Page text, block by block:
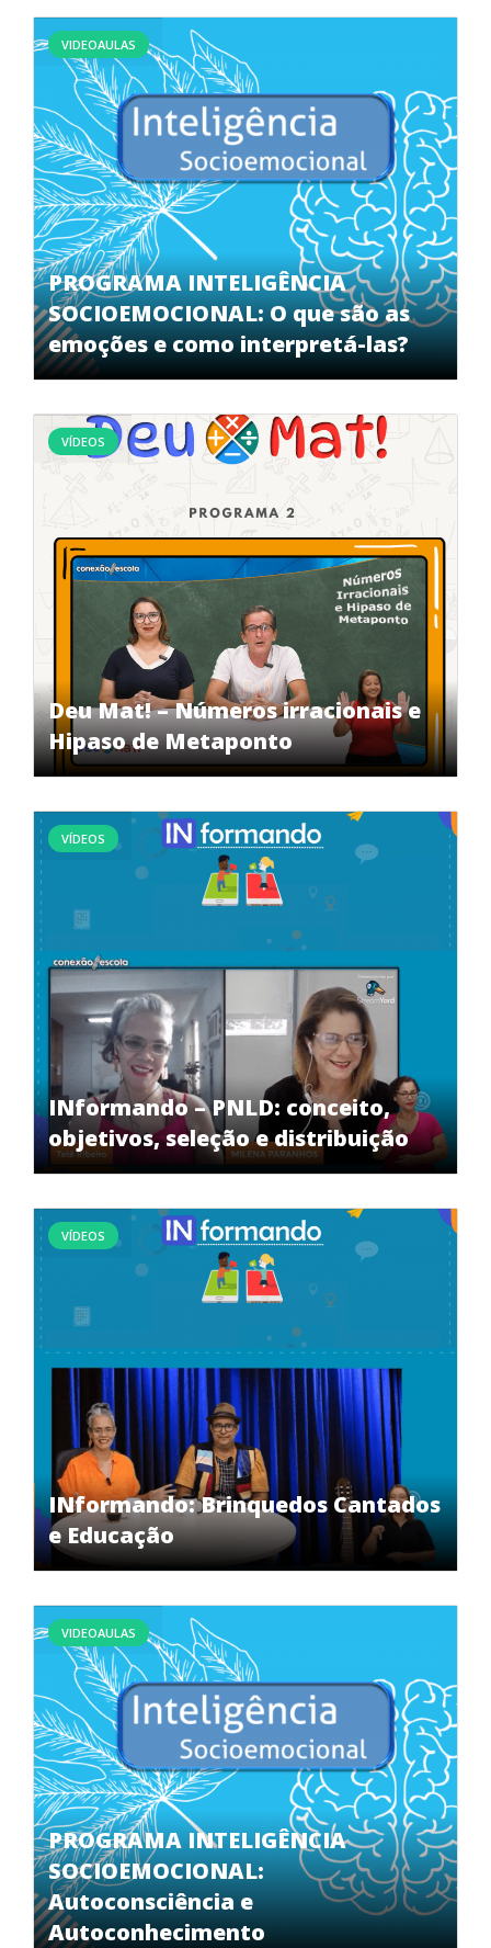
PROGRAMA INTELIGÊNCIA
SOCIOEMOCIONAL: O que são as
emoções e como interpretá-las?
VIDEOAULAS
Deu Mat! – Números irracionais e
Hipaso de Metaponto
VÍDEOS
INformando – PNLD: conceito,
objetivos, seleção e distribuição
VÍDEOS
INformando: Brinquedos Cantados
e Educação
VÍDEOS
PROGRAMA INTELIGÊNCIA
SOCIOEMOCIONAL:
Autoconsciência e
Autoconhecimento
VIDEOAULAS